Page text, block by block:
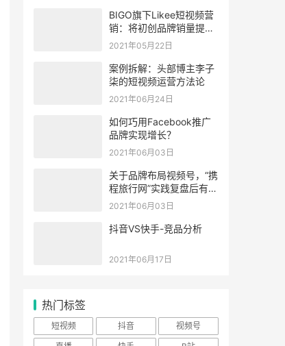
BIGO旗下Likee短视频营
销：将初创品牌销量提升
4倍
2021年05月22日
案例拆解：头部博主李子
柒的短视频运营方法论
2021年06月24日
如何巧用Facebook推广
品牌实现增长？
2021年06月03日
关于品牌布局视频号，“携
程旅行网”实践复盘后有2
个建议
2021年06月03日
抖音VS快手-竞品分析
2021年06月17日
热门标签
短视频 抖音
视频号